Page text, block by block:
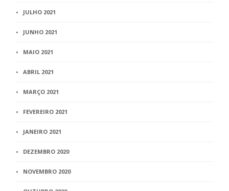
JULHO 2021
JUNHO 2021
MAIO 2021
ABRIL 2021
MARÇO 2021
FEVEREIRO 2021
JANEIRO 2021
DEZEMBRO 2020
NOVEMBRO 2020